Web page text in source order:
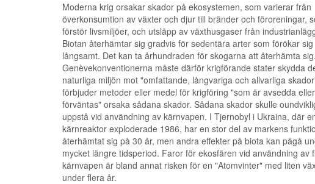
Moderna krig orsakar skador på ekosystemen, som varierar från
överkonsumtion av växter och djur till bränder och föroreningar,
förstör livsmiljöer, och utsläpp av växthusgaser från
Biotan återhämtar sig gradvis för sedentära arter som förökar sig
långsamt. Det kan ta århundraden för skogarna att återhämta
Genèvekonventionerna måste därför krigförande stater skydda
naturliga miljön mot "omfattande, långvariga och allvarliga
förbjuder metoder eller medel för krigföring "som är avsedda
förväntas" orsaka sådana skador. Sådana skador skulle
uppstå vid användning av kärnvapen. I Tjernobyl i Ukraina, där
kärnreaktor exploderade 1986, har en stor del av markens
återhämtat sig på 30 år, men andra effekter på biota kan pågå
mycket längre tidsperiod. Faror för ekosfären vid användning av
kärnvapen är bland annat risken för en "Atomvinter" med liten
under flera år.